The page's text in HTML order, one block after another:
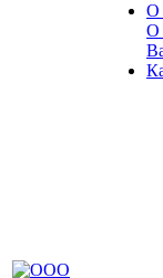
О
О